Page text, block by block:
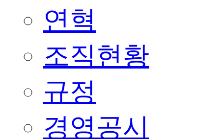
연혁
조직현황
규정
경영공시